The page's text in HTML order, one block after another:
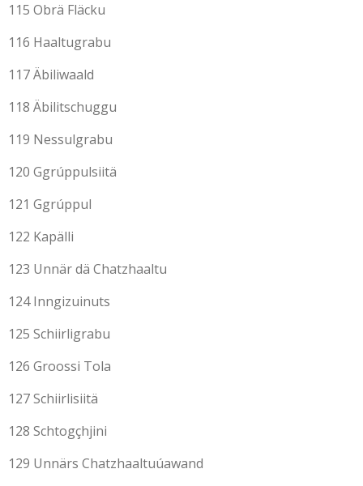
115 Obrä Fläcku
116 Haaltugrabu
117 Äbiliwaald
118 Äbilitschuggu
119 Nessulgrabu
120 Ggrúppulsiitä
121 Ggrúppul
122 Kapälli
123 Unnär dä Chatzhaaltu
124 Inngizuinuts
125 Schiirligrabu
126 Groossi Tola
127 Schiirlisiitä
128 Schtogçhjini
129 Unnärs Chatzhaaltuúawand